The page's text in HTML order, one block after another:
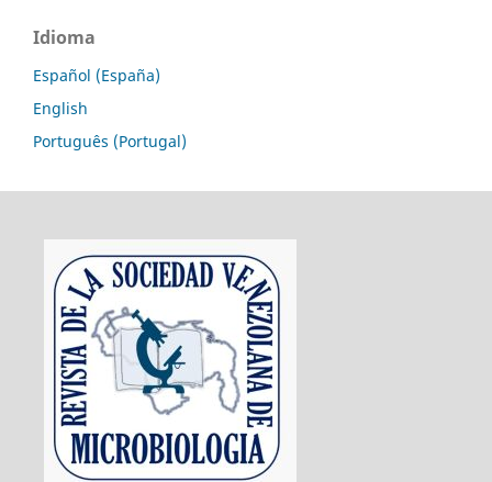
Idioma
Español (España)
English
Português (Portugal)